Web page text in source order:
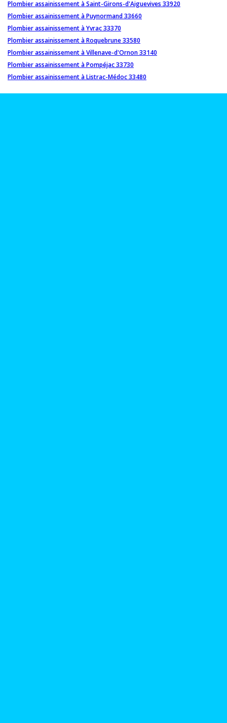
Plombier assainissement à Saint-Girons-d'Aiguevives 33920
Plombier assainissement à Puynormand 33660
Plombier assainissement à Yvrac 33370
Plombier assainissement à Roquebrune 33580
Plombier assainissement à Villenave-d'Ornon 33140
Plombier assainissement à Pompéjac 33730
Plombier assainissement à Listrac-Médoc 33480